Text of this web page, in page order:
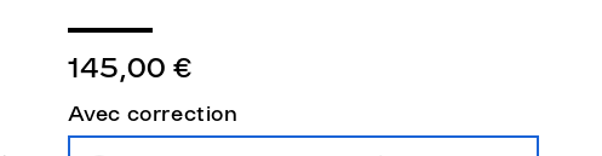
145,00 €
Avec correction